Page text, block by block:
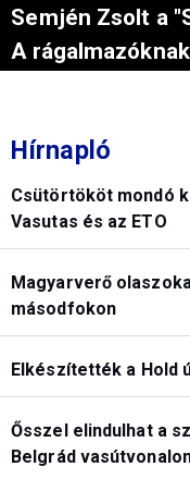
Semjén Zsolt a
A
Hírnapló
Csütörtököt mondó
Vasutas és az ETO
Magyarverő
másodfokon
Elkészítették a Hold
Ősszel elindulhat a
Belgrád